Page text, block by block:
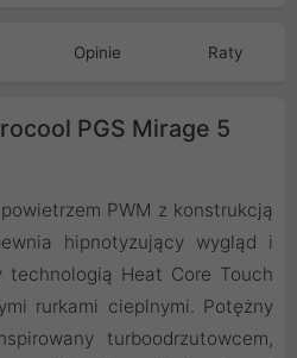
Opinie Raty
PGS Mirage 5
PWM z konstrukcją
hipnotyzujący wygląd i
technologią Heat Core Touch
rurkami cieplnymi. Potężny
turboodrzutowcem,